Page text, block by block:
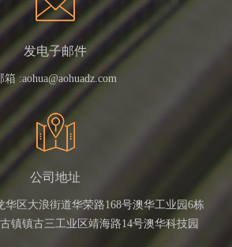
发电子邮件
箱 :aohua@aohuadz.com
公司地址
华区大浪街道华荣路168号澳华工业园6栋
镇镇古三工业区靖海路14号澳华科技园